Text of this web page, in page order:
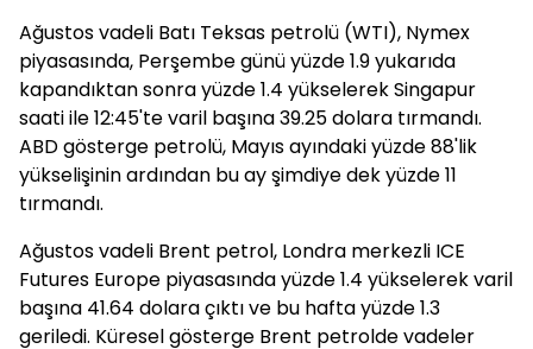
Ağustos vadeli Batı Teksas petrolü (WTI), Nymex
piyasasında, Perşembe günü yüzde 1.9 yukarıda
kapandıktan sonra yüzde 1.4 yükselerek Singapur
saati ile 12:45'te varil başına 39.25 dolara tırmandı.
ABD gösterge petrolü, Mayıs ayındaki yüzde 88'lik
yükselişinin ardından bu ay şimdiye dek yüzde 11
tırmandı.
Ağustos vadeli Brent petrol, Londra merkezli ICE
Futures Europe piyasasında yüzde 1.4 yükselerek varil
başına 41.64 dolara çıktı ve bu hafta yüzde 1.3
geriledi. Küresel gösterge Brent petrolde vadeler